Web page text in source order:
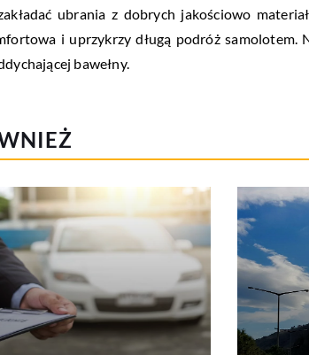
ubrania z dobrych jakościowo
i uprzykrzy długą podróż samolotem.
bawełny.